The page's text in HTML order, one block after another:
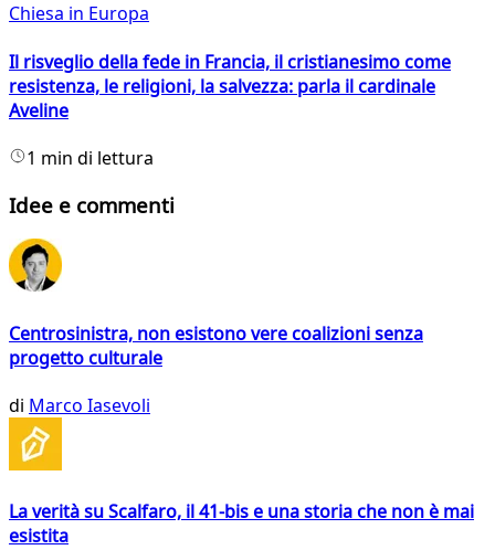
Chiesa in Europa
Il risveglio della fede in Francia, il cristianesimo come
resistenza, le religioni, la salvezza: parla il cardinale
Aveline
1 min di lettura
Idee e commenti
Centrosinistra, non esistono vere coalizioni senza
progetto culturale
di Marco Iasevoli
La verità su Scalfaro, il 41-bis e una storia che non è mai
esistita